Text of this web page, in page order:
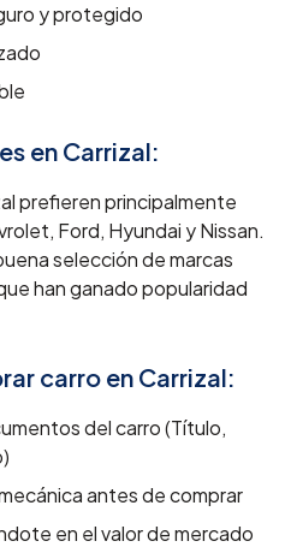
y protegido
en Carrizal:
prefieren principalmente
Ford, Hyundai y Nissan.
selección de marcas
han ganado popularidad
carro en Carrizal:
del carro (Título,
antes de comprar
en el valor de mercado